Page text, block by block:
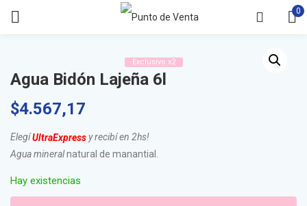
0
Exclusivo x2
Agua Bidón Lajeña 6l
$4.567,17
ElegíUltraExpressy recibí en 2hs!
Agua mineralnatural de manantial.
Hay existencias